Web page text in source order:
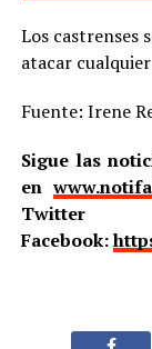
Los castrenses
atacar
Fuente: Irene
Sigue las
en
Facebook: